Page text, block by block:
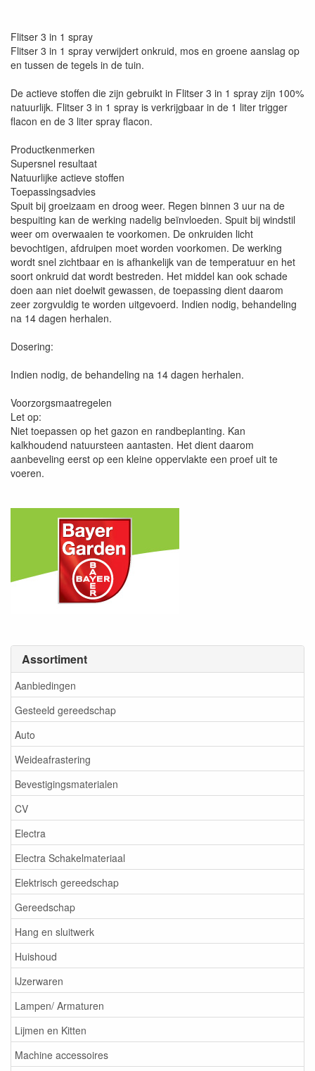
Assortiment
Aanbiedingen
Gesteeld gereedschap
Auto
Weideafrastering
Bevestigingsmaterialen
CV
Electra
Electra Schakelmateriaal
Elektrisch gereedschap
Gereedschap
Hang en sluitwerk
Huishoud
IJzerwaren
Lampen/ Armaturen
Lijmen en Kitten
Machine accessoires
Flitser 3 in 1 spray
Flitser 3 in 1 spray verwijdert onkruid, mos en groene aanslag op
en tussen de tegels in de tuin.
De actieve stoffen die zijn gebruikt in Flitser 3 in 1 spray zijn 100%
natuurlijk. Flitser 3 in 1 spray is verkrijgbaar in de 1 liter trigger
flacon en de 3 liter spray flacon.
Productkenmerken
Supersnel resultaat
Natuurlijke actieve stoffen
Toepassingsadvies
Spuit bij groeizaam en droog weer. Regen binnen 3 uur na de
bespuiting kan de werking nadelig beïnvloeden. Spuit bij windstil
weer om overwaaien te voorkomen. De onkruiden licht
bevochtigen, afdruipen moet worden voorkomen. De werking
wordt snel zichtbaar en is afhankelijk van de temperatuur en het
soort onkruid dat wordt bestreden. Het middel kan ook schade
doen aan niet doelwit gewassen, de toepassing dient daarom
zeer zorgvuldig te worden uitgevoerd. Indien nodig, behandeling
na 14 dagen herhalen.
Dosering:
Indien nodig, de behandeling na 14 dagen herhalen.
Voorzorgsmaatregelen
Let op:
Niet toepassen op het gazon en randbeplanting. Kan
kalkhoudend natuursteen aantasten. Het dient daarom
aanbeveling eerst op een kleine oppervlakte een proef uit te
voeren.